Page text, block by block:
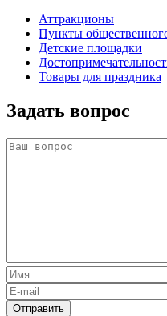
Аттракционы
Пункты
Детские площадки
Товары для праздника
Задать вопрос